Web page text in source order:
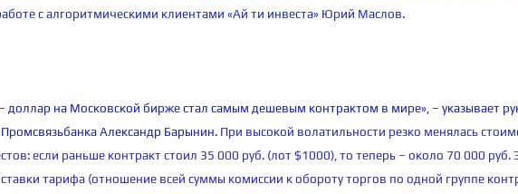
с алгоритмическими клиентами «Ай ти инвеста» Юрий Маслов.
доллар на Московской бирже стал самым дешевым контрактом в мире», – указывает
Александр Барынин. При высокой волатильности резко менялась
если раньше контракт стоил 35 000 руб. (лот $1000), то теперь – около 70 000 руб.
тарифа (отношение всей суммы комиссии к обороту торгов по одной группе